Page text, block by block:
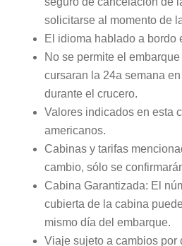
solicitarse al momento de
El idioma hablado a bordo
No se permite el
cursaran la 24a semana
durante el crucero.
Valores indicados en esta
americanos.
Cabinas y tarifas
cambio, sólo se
Cabina Garantizada: El
cubierta de la cabina
mismo día del embarque.
Viaje sujeto a cambios por